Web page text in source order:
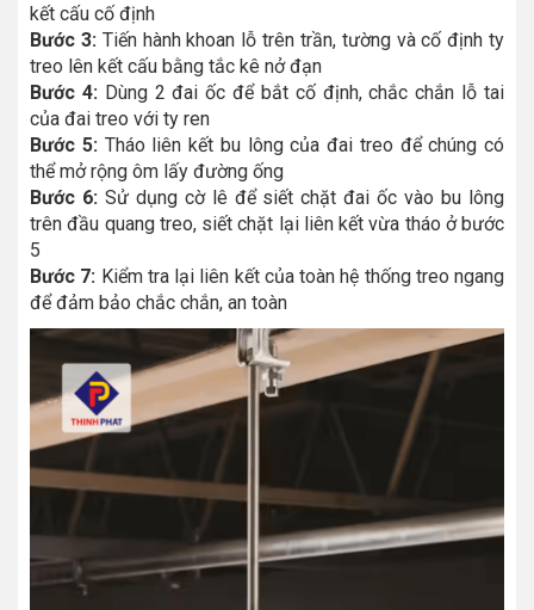
kết cấu cố định
Bước 3: Tiến hành khoan lỗ trên trần, tường và cố định ty
treo lên kết cấu bằng tắc kê nở đạn
Bước 4: Dùng 2 đai ốc để bắt cố định, chắc chắn lỗ tai
của đai treo với ty ren
Bước 5:Tháo liên kết bu lông của đai treo để chúng có
thể mở rộng ôm lấy đường ống
Bước 6: Sử dụng cờ lê để siết chặt đai ốc vào bu lông
trên đầu quang treo, siết chặt lại liên kết vừa tháo ở bước
5
Bước 7: Kiểm tra lại liên kết của toàn hệ thống treo ngang
để đảm bảo chắc chắn, an toàn